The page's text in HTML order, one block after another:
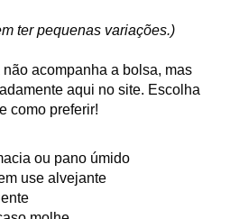
ter pequenas variações.)
acompanha a bolsa, mas
aqui no site. Escolha
como preferir!
ou pano úmido
use alvejante